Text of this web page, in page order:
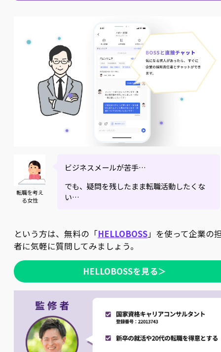
転職を考え
る女性
ビジネスメールが苦手…
でも、疑問を残したまま転職活動したくな
い…
という方は、無料の「HELLOBOSS」を使って企業の
者に気軽に質問してみましょう。
HELLOBOSSを見る＞